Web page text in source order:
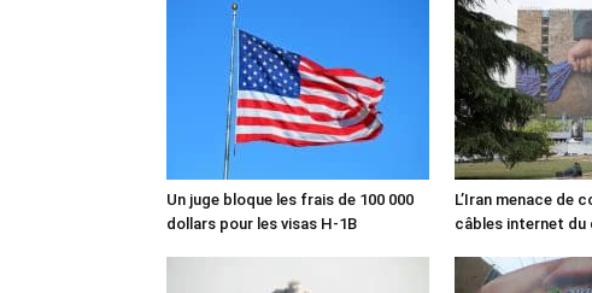
Un juge bloque les frais de 100 000
dollars pour les visas H-1B
L’Iran menace de
câbles internet du